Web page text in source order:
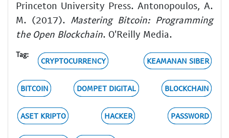
Princeton University Press. Antonopoulos, A.
M. (2017). Mastering Bitcoin: Programming
the Open Blockchain. O'Reilly Media.
Tag:
CRYPTOCURRENCY KEAMANAN SIBER
BITCOIN DOMPET DIGITAL BLOCKCHAIN
ASET KRIPTO HACKER PASSWORD